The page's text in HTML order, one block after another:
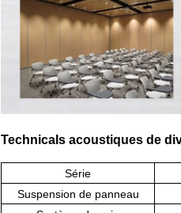
Technicals acoustiques de
Série
Suspension de panneau